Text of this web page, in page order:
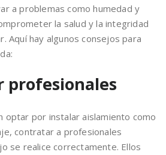
a problemas como humedad y
la salud y la integridad
Aquí hay algunos consejos para
profesionales
optar por instalar aislamiento como
contratar a profesionales
se realice correctamente. Ellos